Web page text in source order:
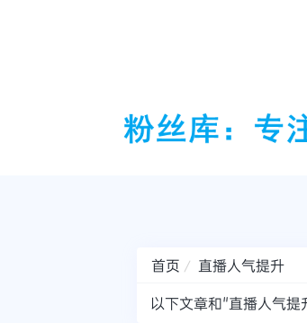
首页
直播人气提升
以下文章和"直播人气提